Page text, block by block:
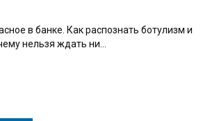
в банке. Как распознать ботулизм и
нельзя ждать ни...